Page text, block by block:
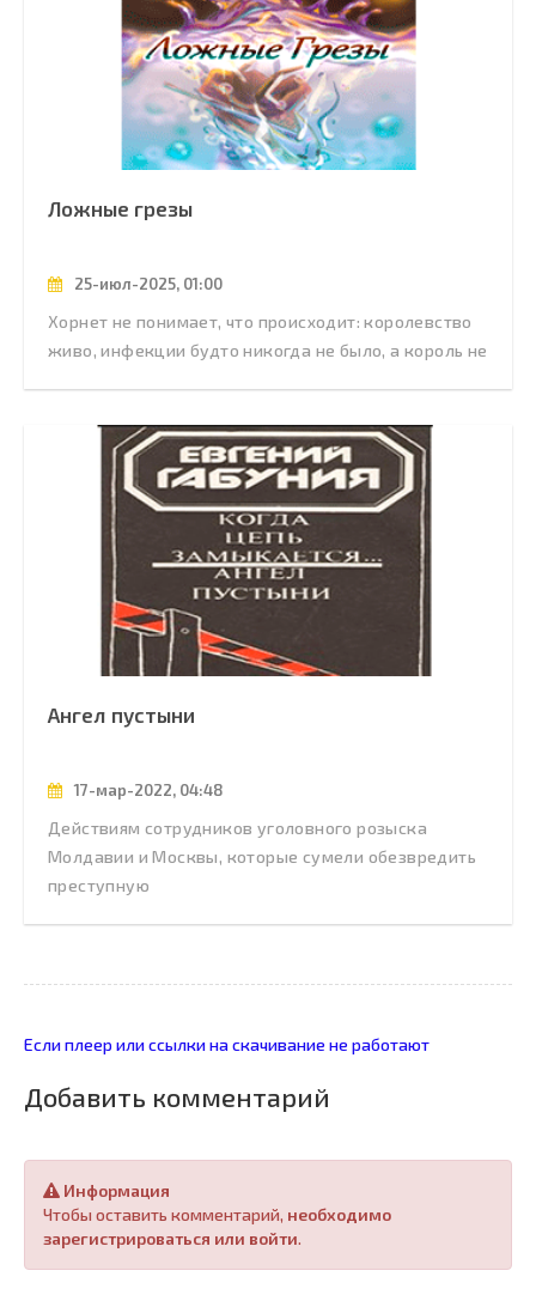
Ложные грезы
25-июл-2025, 01:00
Хорнет не понимает, что происходит: королевство
живо, инфекции будто никогда не было, а король не
Ангел пустыни
17-мар-2022, 04:48
Действиям сотрудников уголовного розыска
Молдавии и Москвы, которые сумели обезвредить
преступную
Если плеер или ссылки на скачивание не работают
Добавить комментарий
Информация
Чтобы оставить комментарий, необходимо
зарегистрироваться или войти.